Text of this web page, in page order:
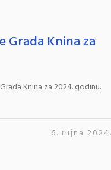
Grada Knina za
Knina za 2024. godinu.
6. rujna